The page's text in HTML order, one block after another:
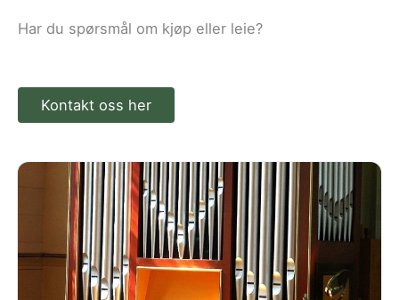
Har du spørsmål om kjøp eller leie?
Kontakt oss her